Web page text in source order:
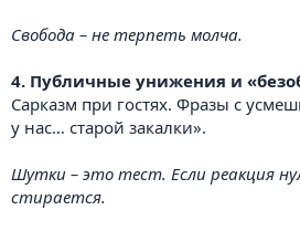
Свобода – не терпеть молча.
4. Публичные унижения и
Сарказм при гостях. Фразы с
у нас… старой закалки».
Шутки – это тест. Если реакция
стирается.